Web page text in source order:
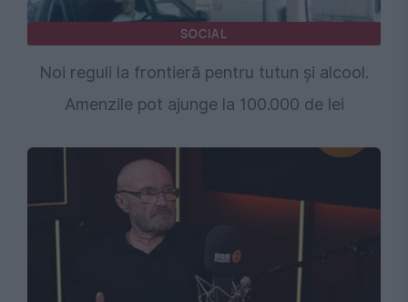
SOCIAL
Noi reguli la frontieră pentru tutun și alcool.
Amenzile pot ajunge la 100.000 de lei